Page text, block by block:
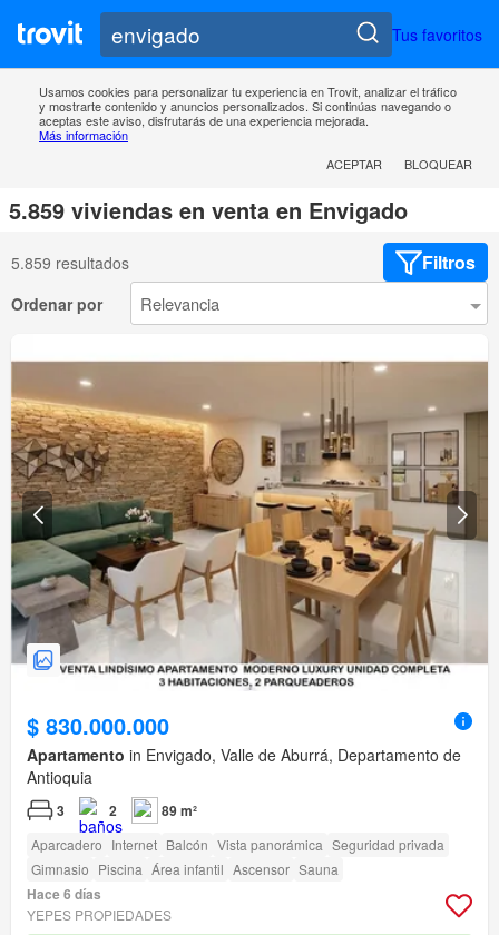
Tus favoritos
Usamos cookies para personalizar tu experiencia en Trovit, analizar el tráfico
y mostrarte contenido y anuncios personalizados. Si continúas navegando o
aceptas este aviso, disfrutarás de una experiencia mejorada.
Más información
ACEPTAR
BLOQUEAR
5.859 viviendas en venta en Envigado
5.859 resultados Filtros
Ordenar por
$ 830.000.000
Apartamento in Envigado, Valle de Aburrá, Departamento de
Antioquia
3 2 89 m²
Aparcadero Internet Balcón Vista panorámica Seguridad privada
Gimnasio Piscina Área infantil Ascensor Sauna
Hace 6 días
YEPES PROPIEDADES